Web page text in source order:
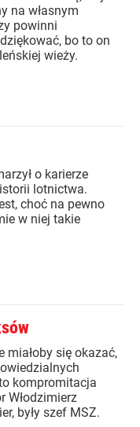
na własnym
powinni
bo to on
wieży.
o karierze
lotnictwa.
choć na pewno
w niej takie
miałoby się okazać,
kompromitacja
Włodzimierz
były szef MSZ.